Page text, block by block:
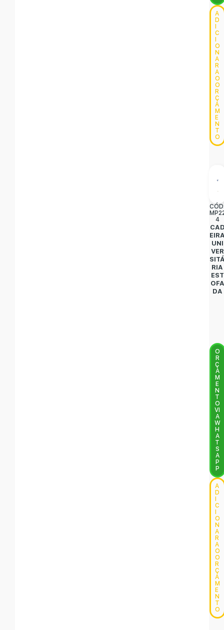
A
D
C
O
N
A
R
A
O
O
R
Ç
A
M
E
N
T
O
4
UNI
VER
RIA
EST
OFA
DA
O
R
Ç
A
M
E
N
T
O
VI
A
W
H
A
T
S
A
P
P
A
D
C
O
N
A
R
A
O
O
R
Ç
A
M
E
N
T
O